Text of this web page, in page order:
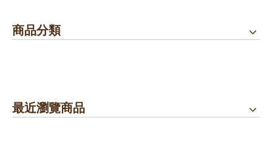
商品分類
最近瀏覽商品